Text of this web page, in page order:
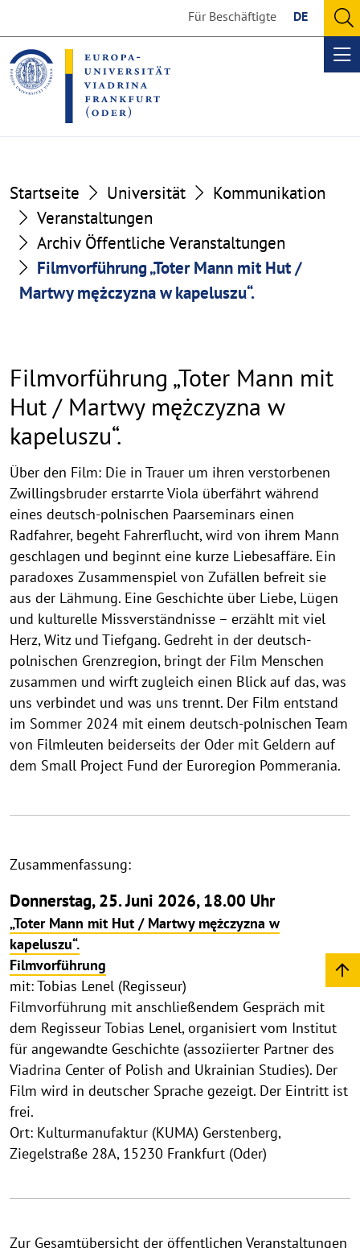
the
content
section
the
footer
section
Für Beschäftigte DE
Startseite Universität
Kommunikation
Veranstaltungen
Archiv Öffentliche Veranstaltungen
Filmvorführung „Toter Mann mit Hut /
Martwy mężczyzna w kapeluszu“.
Filmvorführung „Toter Mann mit
Hut / Martwy mężczyzna w
kapeluszu“.
Über den Film: Die in Trauer um ihren verstorbenen
Zwillingsbruder erstarrte Viola überfährt während
eines deutsch-polnischen Paarseminars einen
Radfahrer, begeht Fahrerflucht, wird von ihrem Mann
geschlagen und beginnt eine kurze Liebesaffäre. Ein
paradoxes Zusammenspiel von Zufällen befreit sie
aus der Lähmung. Eine Geschichte über Liebe, Lügen
und kulturelle Missverständnisse – erzählt mit viel
Herz, Witz und Tiefgang. Gedreht in der deutsch-
polnischen Grenzregion, bringt der Film Menschen
zusammen und wirft zugleich einen Blick auf das, was
uns verbindet und was uns trennt. Der Film entstand
im Sommer 2024 mit einem deutsch-polnischen Team
von Filmleuten beiderseits der Oder mit Geldern auf
dem Small Project Fund der Euroregion Pommerania.
Zusammenfassung:
Donnerstag, 25. Juni 2026, 18.00 Uhr
„Toter Mann mit Hut / Martwy mężczyzna w
kapeluszu“.
Filmvorführung
mit: Tobias Lenel (Regisseur)
Filmvorführung mit anschließendem Gespräch mit
dem Regisseur Tobias Lenel, organisiert vom Institut
für angewandte Geschichte (assoziierter Partner des
Viadrina Center of Polish and Ukrainian Studies). Der
Film wird in deutscher Sprache gezeigt. Der Eintritt ist
frei.
Ort: Kulturmanufaktur (KUMA) Gerstenberg,
Ziegelstraße 28A, 15230 Frankfurt (Oder)
Zur Gesamtübersicht der öffentlichen Veranstaltungen